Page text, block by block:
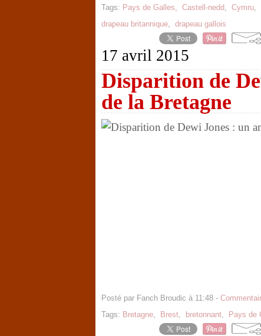
Tags: Pays de Galles, Castell-nedd, Cymru,
drapeau britannique, drapeau gallois
17 avril 2015
Disparition de
de la Bretagne
Posté par Fanch Broudic à 11:48 -
Tags: Bretagne, Brest, bretonnant, Pays de